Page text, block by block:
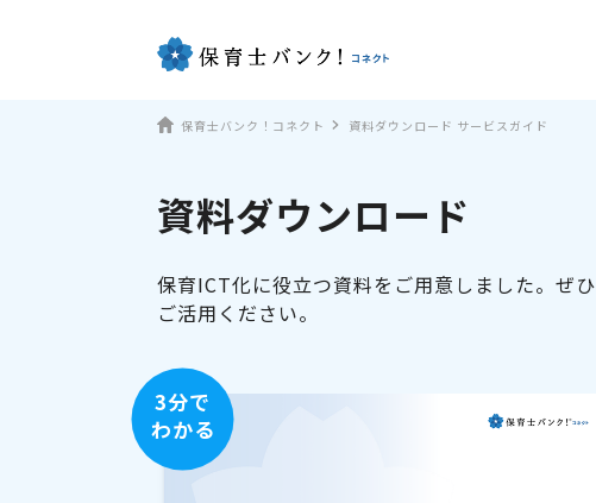
保育士バンク！コネクト 資料ダウンロード サービスガイド
資料ダウンロード
保育ICT化に役立つ資料をご用意しました。ぜひ
ご活用ください。
3分で
わかる